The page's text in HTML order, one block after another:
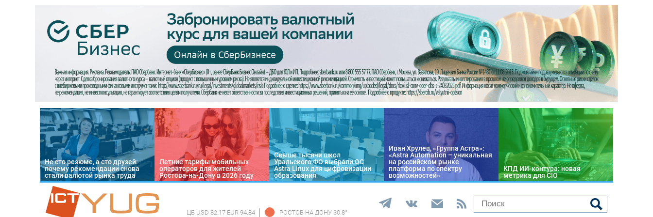
Не сто резюме, а сто друзей:
почему рекомендации снова
стали валютой рынка труда
Летние тарифы мобильных
операторов для жителей
Ростова-на-Дону в 2026 году
Свыше тысячи школ
Уральского ФО выбрали ОС
Astra Linux для цифровизации
образования
Иван Хрулев, «Группа Астра»:
«Astra Automation – уникальная
на российском рынке
платформа по спектру
возможностей»
КПД ИИ-контура: новая
метрика для CIO
ЦБ USD 82.17 EUR 94.84 РОСТОВ НА ДОНУ 30.8°